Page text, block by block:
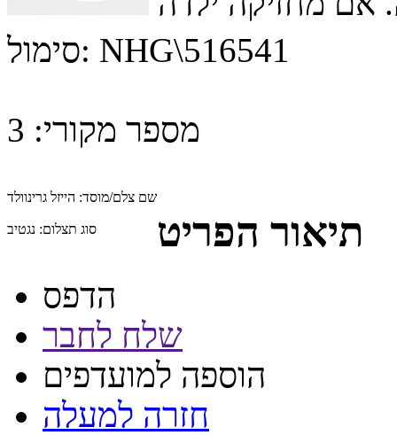
סימול: NHG\516541
מספר מקורי: 3
שם צלם/מוסד: הייזל גרינוולד
סוג תצלום: נגטיב תיאור הפריט
הדפס
שלח לחבר
הוספה למועדפים
חזרה למעלה